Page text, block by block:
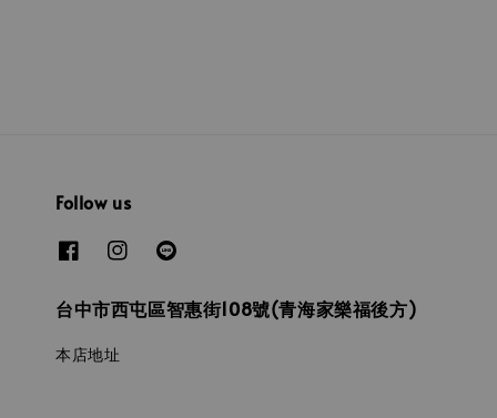
Follow us
台中市西屯區智惠街108號(青海家樂福後方)
本店地址